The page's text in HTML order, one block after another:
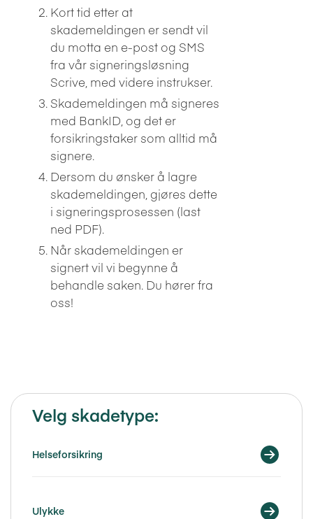
Kort tid etter at
skademeldingen er sendt vil
du motta en e-post og SMS
fra vår signeringsløsning
Scrive, med videre instrukser.
Skademeldingen må signeres
med BankID, og det er
forsikringstaker som alltid må
signere.
Dersom du ønsker å lagre
skademeldingen, gjøres dette
i signeringsprosessen (last
ned PDF).
Når skademeldingen er
signert vil vi begynne å
behandle saken. Du hører fra
oss!
Velg skadetype:
Helseforsikring
Ulykke